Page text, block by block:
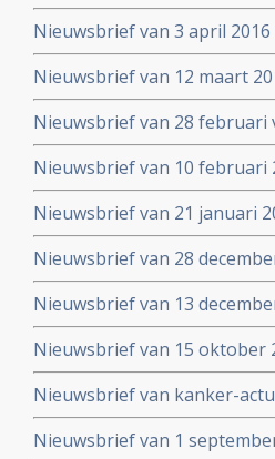
Nieuwsbrief van 3 april
Nieuwsbrief van 12 maart
Nieuwsbrief van 28 februari
Nieuwsbrief van 10 februari
Nieuwsbrief van 21 januari
Nieuwsbrief van 28
Nieuwsbrief van 13
Nieuwsbrief van 15 oktober
Nieuwsbrief van kanker-
Nieuwsbrief van 1